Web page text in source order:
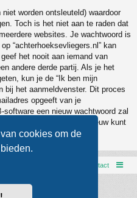
cookies om de
worden ontsleuteld) waardoor
Toch is het niet aan te raden dat
websites. Je wachtwoord is
“achterhoeksevliegers.nl” kan
het nooit aan iemand van
andere derde partij. Als je het
kun je de “Ik ben mijn
bij het aanmeldvenster. Dit proces
opgeeft van je
een nieuw wachtwoord zal
mailadres, zodat je je opnieuw kunt
Contact
Software © phpBB Limited
3.3 door MrGaby